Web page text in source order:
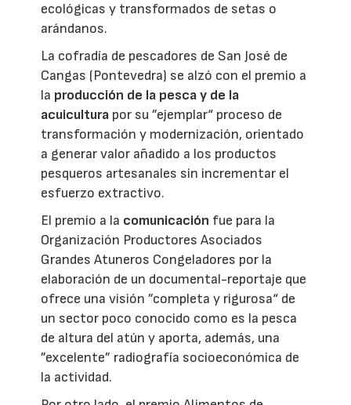
ecológicas y transformados de setas o
arándanos.
La cofradía de pescadores de San José de
Cangas (Pontevedra) se alzó con el premio a
la producción de la pesca y de la
acuicultura por su ”ejemplar“ proceso de
transformación y modernización, orientado
a generar valor añadido a los productos
pesqueros artesanales sin incrementar el
esfuerzo extractivo.
El premio a la comunicación fue para la
Organización Productores Asociados
Grandes Atuneros Congeladores por la
elaboración de un documental-reportaje que
ofrece una visión ”completa y rigurosa“ de
un sector poco conocido como es la pesca
de altura del atún y aporta, además, una
”excelente” radiografía socioeconómica de
la actividad.